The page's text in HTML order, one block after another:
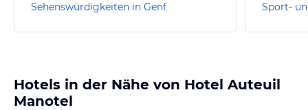
Sehenswürdigkeiten in Genf Sport-
Hotels in der Nähe von Hotel Auteuil
Manotel